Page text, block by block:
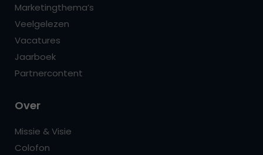
Marketingthema’s
Veelgelezen
Vacatures
Jaarboek
Partnercontent
Over
Missie & Visie
Colofon